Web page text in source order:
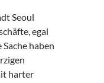
Seoul
egal
haben
harter